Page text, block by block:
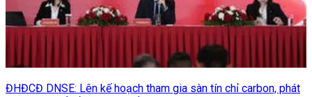
ĐHĐCĐ DNSE: Lên kế hoạch tham gia sàn tín chỉ carbon, phát